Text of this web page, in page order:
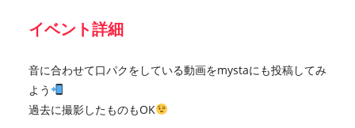
イベント詳細
音に合わせて口パクをしている動画をmystaにも投稿してみ
よう
過去に撮影したものもOK